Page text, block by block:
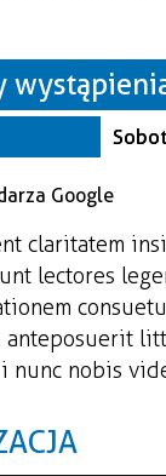
Google
claritatem
lectores
anteposuerit
nunc nobis